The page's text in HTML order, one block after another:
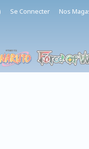
Se Connecter Nos